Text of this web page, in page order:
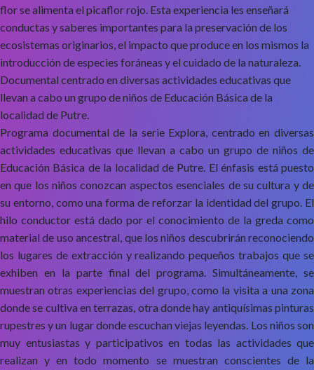
flor se alimenta el picaflor rojo. Esta experiencia les enseñará
conductas y saberes importantes para la preservación de los
ecosistemas originarios, el impacto que produce en los mismos la
introducción de especies foráneas y el cuidado de la naturaleza.
Documental centrado en diversas actividades educativas que
llevan a cabo un grupo de niños de Educación Básica de la
localidad de Putre.
Programa documental de la serie Explora, centrado en diversas
actividades educativas que llevan a cabo un grupo de niños de
Educación Básica de la localidad de Putre. El énfasis está puesto
en que los niños conozcan aspectos esenciales de su cultura y de
su entorno, como una forma de reforzar la identidad del grupo. El
hilo conductor está dado por el conocimiento de la greda como
material de uso ancestral, que los niños descubrirán reconociendo
los lugares de extracción y realizando pequeños trabajos que se
exhiben en la parte final del programa. Simultáneamente, se
muestran otras experiencias del grupo, como la visita a una zona
donde se cultiva en terrazas, otra donde hay antiquísimas pinturas
rupestres y un lugar donde escuchan viejas leyendas. Los niños son
muy entusiastas y participativos en todas las actividades que
realizan y en todo momento se muestran conscientes de la